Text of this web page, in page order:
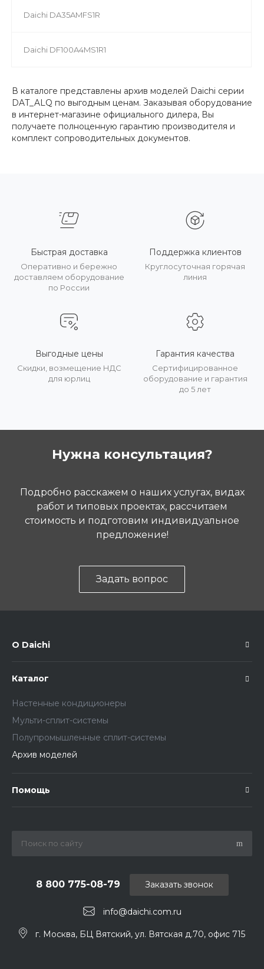
Daichi DA35AMFS1R
Daichi DF100A4MS1R1
В каталоге представлены архив моделей Daichi серии
DAT_ALQ по выгодным ценам. Заказывая оборудование
в интернет-магазине официального дилера, Вы
получаете полноценную гарантию производителя и
комплект сопроводительных документов.
Быстрая доставка
Оперативно и бережно
доставляем оборудование
по России
Поддержка клиентов
Круглосуточная горячая
линия
Выгодные цены
Скидки, возмещение НДС
для юрлиц
Гарантия качества
Сертифицированное
оборудование и гарантия
до 5 лет
Нужна консультация?
Подробно расскажем о наших услугах, видах
работ и типовых проектах, рассчитаем
стоимость и подготовим индивидуальное
предложение!
Задать вопрос
О Daichi
Каталог
Настенные кондиционеры
Мульти-сплит-системы
Полупромышленные сплит-системы
Архив моделей
Помощь
info@daichi.com.ru
8 800 775-08-79
г. Москва, БЦ Вятский, ул. Вятская д.70, офис 715
Заказать звонок